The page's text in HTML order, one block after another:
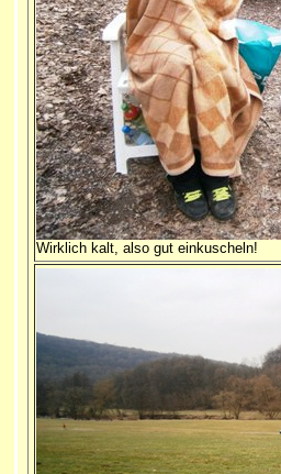
Wirklich kalt, also gut einkuscheln!